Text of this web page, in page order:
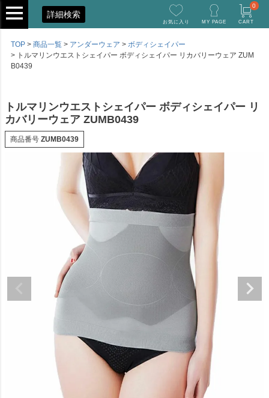
詳細検索
お気に入り MY PAGE CART
0
TOP 商品一覧 アンダーウェア
ボディシェイパー
トルマリンウエストシェイパー ボディシェイパー リカバリーウェア ZUM
B0439
トルマリンウエストシェイパー ボディシェイパー リ
カバリーウェア ZUMB0439
商品番号 ZUMB0439